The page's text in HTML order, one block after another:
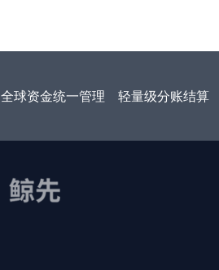
全球资金统一管理 轻量级分账结算